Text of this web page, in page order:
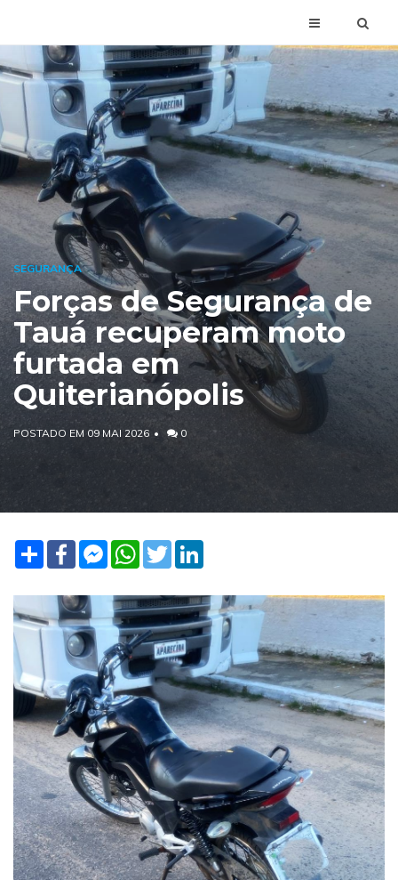
SEGURANÇA
Forças de Segurança de
Tauá recuperam moto
furtada em
Quiterianópolis
POSTADO EM 09 MAI 2026 0
Share FacebookFacebook
Messenger
WhatsApp
Twitter